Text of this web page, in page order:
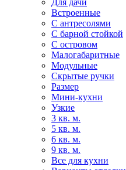
Для дачи
Встроенные
С антресолями
С барной стойкой
С островом
Малогабаритные
Модульные
Скрытые ручки
Размер
Мини-кухни
Узкие
3 кв. м.
5 кв. м.
6 кв. м.
9 кв. м.
Все для кухни